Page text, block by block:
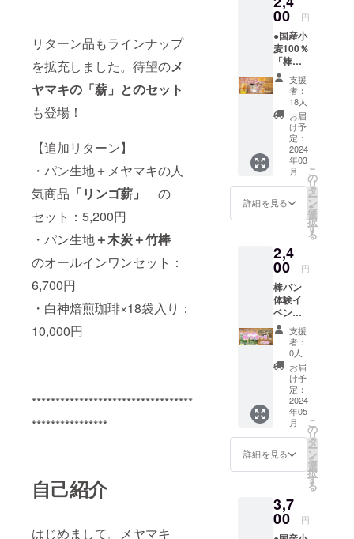
リターン品もラインナップ
を拡充しました。待望のメ
ヤマキの「薪」とのセット
も登場！
【追加リターン】
・パン生地＋メヤマキの人
気商品 「リンゴ薪」
の
セット：5,200円
・パン生地＋木炭＋竹棒
のオールインワンセット：
6,700円
・白神焙煎珈琲×18袋入り：
10,000円
**********************************
****************
自己紹介
はじめまして。メヤマキ
ン」
キーホ
ル
ダー
１個 木
製、サ
イズ：
およそ
５cm×
cm（チ
ェーン
部分除
く）
をお届
けしま
す。
【白神
焙煎珈
琲】 道
の駅津
軽白神
の中に
ある焙
煎施設
で炭火
焙煎さ
れた珈
琲。 遠
赤外線
がった
豆は香
りがと
ても豊
かで、
まろや
かな酸
味が特
徴。 紅
茶など
ティー
バッグ
のよう
に、
カップ
にお湯
コー
ヒーを
味わう
00 円
●国産小
麦100％
「棒パ
ン」専
用パン
生地
（プ
レー
ン）6個
入り
また
は ３
種詰合
せ（プ
レー
ン、コ
抹茶各
２）
をお届
けしま
す。
（内容
物はオ
プショ
ンから
選択し
てくだ
さい）
『初め
ての人
でも安
心＜棒
パンの
付き パ
ン生
地：
支援
者：
18人
お届
け予
定：
2024
年03
月
詳細を見る
こ
の
リ
タ
ー
ン
を
選
択
す
る
2,4
00 円
棒パン
体験イ
ベント
「にし
めや・
春の棒
パンま
つり」
にご招
待（大
人１名
分、お
子様同
伴可）
実施時
期：
5月予定
場所：
青森県
支援
者：
0人
お届
け予
定：
2024
年05
月
詳細を見る
こ
の
リ
タ
ー
ン
を
選
択
す
る
3,7
00 円